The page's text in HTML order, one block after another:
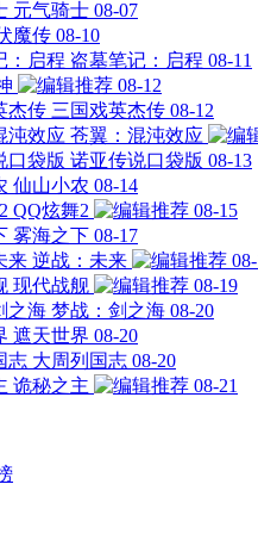
元气骑士 08-07
魔传 08-10
盗墓笔记：启程 08-11
08-12
三国戏英杰传 08-12
苍翼：混沌效应
诺亚传说口袋版 08-13
仙山小农 08-14
QQ炫舞2
08-15
雾海之下 08-17
逆战：未来
现代战舰
08-19
梦战：剑之海 08-20
遮天世界 08-20
大周列国志 08-20
诡秘之主
08-21